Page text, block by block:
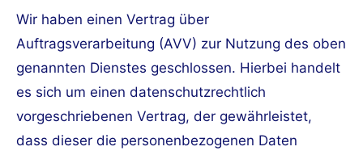
Wir haben einen Vertrag über
Auftragsverarbeitung (AVV) zur Nutzung des oben
genannten Dienstes geschlossen. Hierbei handelt
es sich um einen datenschutzrechtlich
vorgeschriebenen Vertrag, der gewährleistet,
dass dieser die personenbezogenen Daten